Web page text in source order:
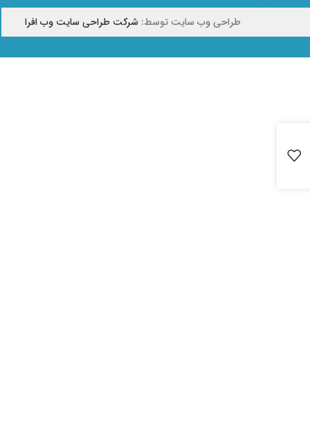
طراحی وب سایت توسط: شرکت طراحی سایت وب افرا